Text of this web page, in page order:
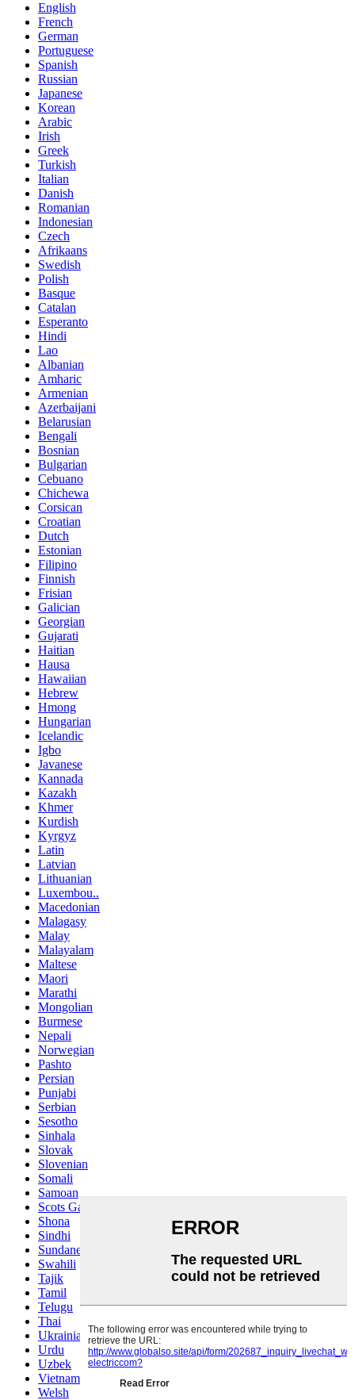
English
French
German
Portuguese
Spanish
Russian
Japanese
Korean
Arabic
Irish
Greek
Turkish
Italian
Danish
Romanian
Indonesian
Czech
Afrikaans
Swedish
Polish
Basque
Catalan
Esperanto
Hindi
Lao
Albanian
Amharic
Armenian
Azerbaijani
Belarusian
Bengali
Bosnian
Bulgarian
Cebuano
Chichewa
Corsican
Croatian
Dutch
Estonian
Filipino
Finnish
Frisian
Galician
Georgian
Gujarati
Haitian
Hausa
Hawaiian
Hebrew
Hmong
Hungarian
Icelandic
Igbo
Javanese
Kannada
Kazakh
Khmer
Kurdish
Kyrgyz
Latin
Latvian
Lithuanian
Luxembou..
Macedonian
Malagasy
Malay
Malayalam
Maltese
Maori
Marathi
Mongolian
Burmese
Nepali
Norwegian
Pashto
Persian
Punjabi
Serbian
Sesotho
Sinhala
Slovak
Slovenian
Somali
Samoan
Scots Gaelic
Shona
Sindhi
Sundanese
Swahili
Tajik
Tamil
Telugu
Thai
Ukrainian
Urdu
Uzbek
Vietnamese
Welsh